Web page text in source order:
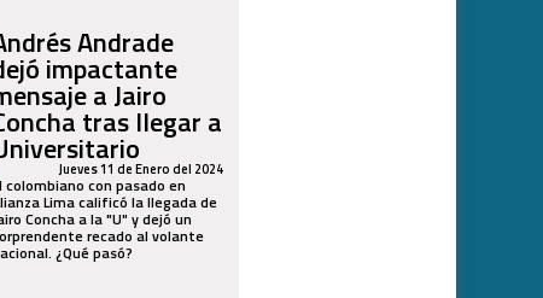
Andrade
impactante
a Jairo
tras llegar a
Jueves 11 de Enero del 2024
colombiano con pasado en
Lima calificó la llegada de
Concha a la "U" y dejó un
recado al volante
¿Qué pasó?